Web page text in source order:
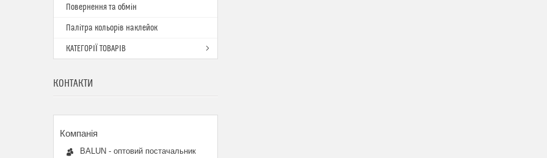
Повернення та обмін
Палітра кольорів наклейок
КАТЕГОРІЇ ТОВАРІВ
КОНТАКТИ
BALUN - оптовий постачальник